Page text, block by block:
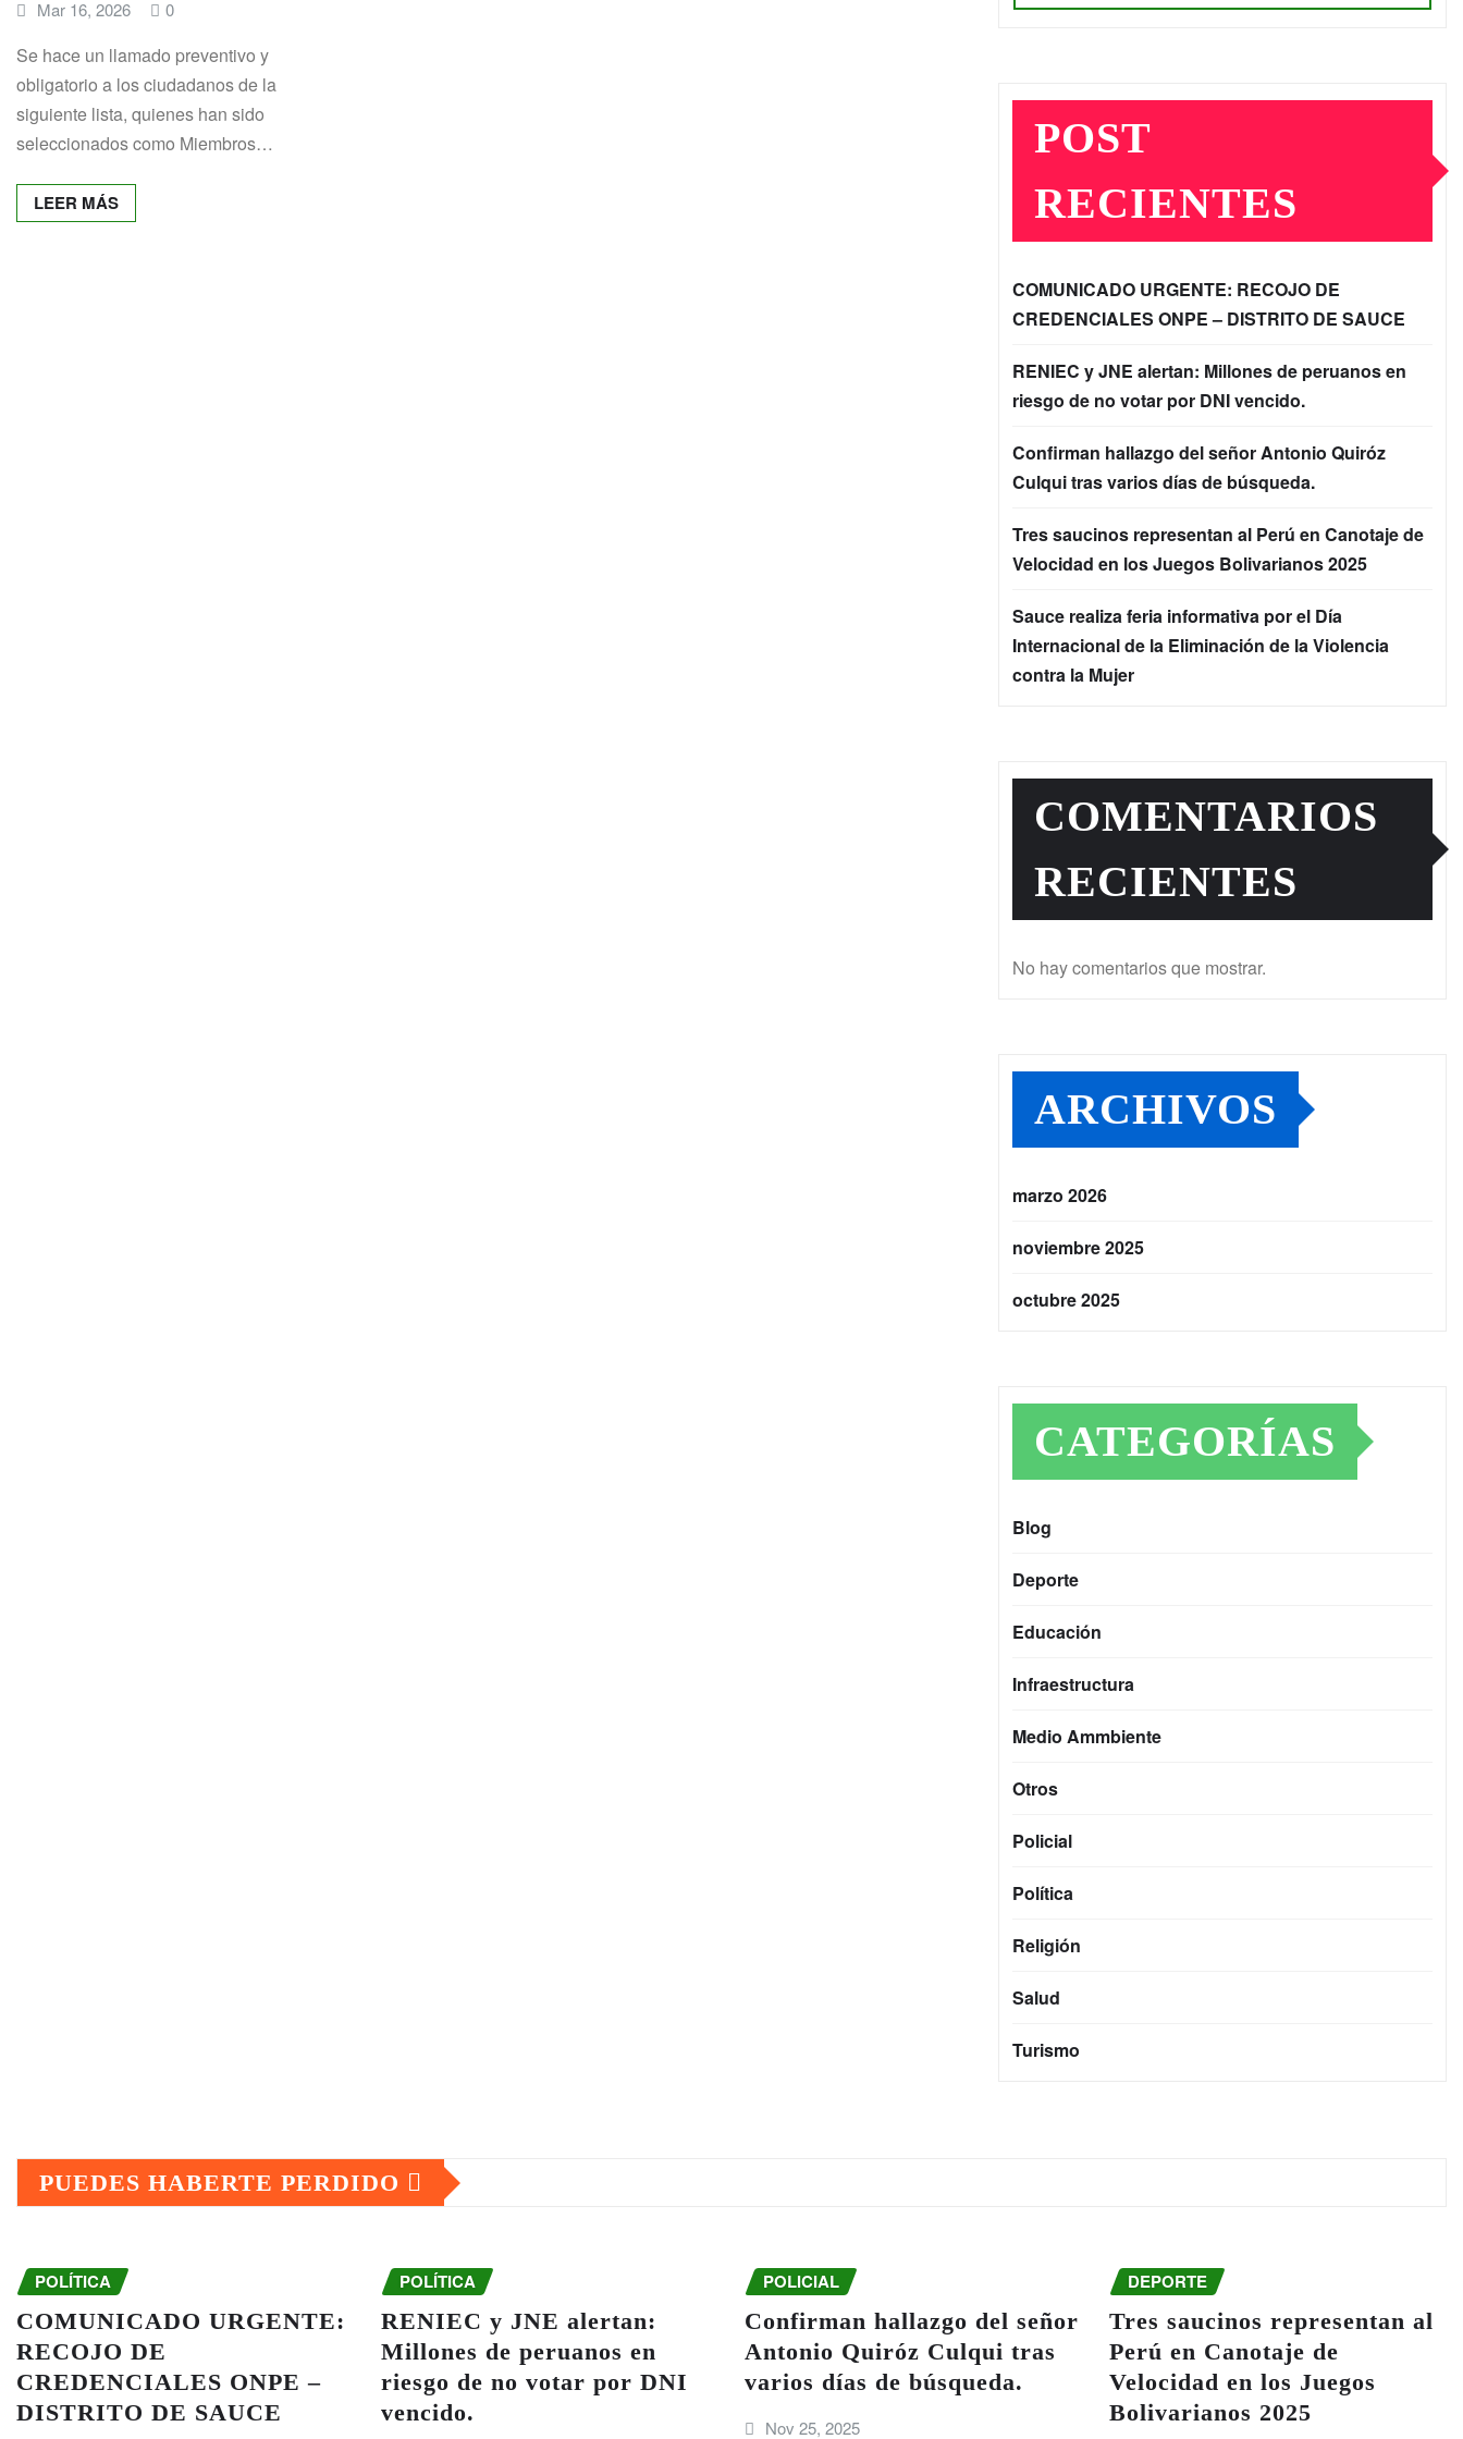
Mar 16, 2026 0
Se hace un llamado preventivo y
obligatorio a los ciudadanos de la
siguiente lista, quienes han sido
seleccionados como Miembros…
LEER MÁS
POST
RECIENTES
COMUNICADO URGENTE: RECOJO DE
CREDENCIALES ONPE – DISTRITO DE SAUCE
RENIEC y JNE alertan: Millones de peruanos en
riesgo de no votar por DNI vencido.
Confirman hallazgo del señor Antonio Quiróz
Culqui tras varios días de búsqueda.
Tres saucinos representan al Perú en Canotaje de
Velocidad en los Juegos Bolivarianos 2025
Sauce realiza feria informativa por el Día
Internacional de la Eliminación de la Violencia
contra la Mujer
COMENTARIOS
RECIENTES
No hay comentarios que mostrar.
ARCHIVOS
marzo 2026
noviembre 2025
octubre 2025
CATEGORÍAS
Blog
Deporte
Educación
Infraestructura
Medio Ammbiente
Otros
Policial
Política
Religión
Salud
Turismo
PUEDES HABERTE PERDIDO
POLÍTICA
COMUNICADO URGENTE:
RECOJO DE
CREDENCIALES ONPE –
DISTRITO DE SAUCE
POLÍTICA
RENIEC y JNE alertan:
Millones de peruanos en
riesgo de no votar por DNI
vencido.
POLICIAL
Confirman hallazgo del señor
Antonio Quiróz Culqui tras
varios días de búsqueda.
Nov 25, 2025
DEPORTE
Tres saucinos representan al
Perú en Canotaje de
Velocidad en los Juegos
Bolivarianos 2025